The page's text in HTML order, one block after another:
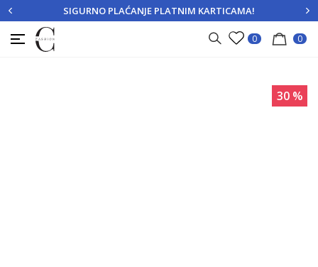
PRIJAVITE SE REGISTRUJTE SE
SIGURNO PLAĆANJE PLATNIM KARTICAMA!
0 0
30 %